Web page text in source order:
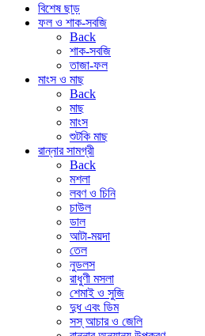
বিশেষ ছাড়
ফল ও শাক-সবজি
Back
শাক-সবজি
তাজা-ফল
মাংস ও মাছ
Back
মাছ
মাংস
শুটকি মাছ
রান্নার সামগ্রী
Back
মশলা
লবণ ও চিনি
চাউল
ডাল
আটা-ময়দা
তেল
নুডলস
রাধুণী মসলা
শেমাই ও সুজি
দুধ এবং ডিম
সস্ আচার ও জেলি